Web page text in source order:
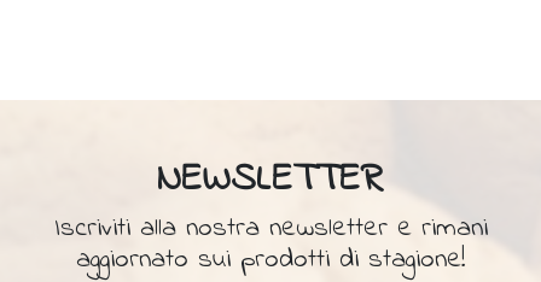
NEWSLETTER
Iscriviti alla nostra newsletter e rimani
aggiornato sui prodotti di stagione!